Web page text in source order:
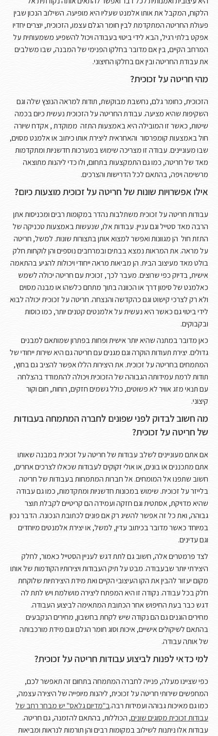
הלקוח, המקבל את אותו אלמנט שעליו היא מופיעה. השילוב הנכון שבין
פעולת החריטה המתקדמת לבין חומר הגלם עצמו, הזכוכית, יוצרים יחדיו
אפקט בלתי רגיל, הבא לידי ביטוי בעבודה ויכול להשפיע משמעותית על
המרחב הקיים, בין אם מדובר בחלקו הפנימי של המבנה, שבו משלבים
את עבודת החריטה ובין אם בחלקו החיצוני.
מהי חריטה על זכוכית?
הזכוכית, כחומר גלם, נחשבת מבוקשת, תודות למראה הנוצץ שלה וגם
השקיפות שהיא מציעה. עבודת החריטה על הזכוכית נעשית כיום בכמה
שיטות, כאשר זו המובילה היא באמצעות התזה ממוקדת , אקדח שיורה
חול באמצעות קומפרסור והאחראית ליצירת אותו כיתוב או אלמנט מסוים,
שבו מעוניינים. עבודה זו מצריכה שימוש במערכות חדשניות ומתקדמות
מאד של חריטה, כמו גם התמקצעות בתחום, ולו כדי ליהנות מתוצאה
מרשימה ויפה, בהתאם לכל הדרישות והצרכים.
אילו אפשרויות שונות של חריטה על זכוכית מוצעות כיום?
עבודות חריטה על זכוכית משתלבות נהדר במקומות רבים ומכניסות אתן
הרבה מאד סטייל וגם עניין. עבודות אלו, שנעשות באמצעות טכניקה של
התזת חול הן מגוונות ואפשר למצוא אותן בתצורות שונות. למשל, חריטה
על מראה. את המראות נמצא בבתים ובמרחבים נוספים והן לוקחות חלק
בולט מאד מעיצוב הבית. הן מביאות מראה ייחודי ויכולות להגיע בהתאמה
אישית, בדיוק כפי שרוצים. מעבר לכך, זכוכית עם חריטה יכולה לשמש
כאלמנט של סימון דרך או הכוונה בתוך מתחם כלשהו או מבנה מסוים
ולא רק לצרכי קישוט וגם כהקדשה והנצחה. חריטה על זכוכית יכולה לבוא
לידי ביטוי גם כאשר היא נעשית על אלמנטים קטנים יותר, כמו כוסות
ובקבוקים.
כאן מדובר במתנה שהיא יותר אישית ופחות בפתרון שמותאם למבנים
גדולים. יצירת תעודות הוקרה וגם מגנים עם חריטה גם היא שירות ייחודי של
המתמחים בחריטה על זכוכית. את היצירות הללו אפשר להציב גם בחוץ,
תודות לרמת עמידותה הגבוהה של הזכוכית ויכולה להתמודד בהצלחה
עם תנאי מזג אוויר לא פשוטים, כולל גשמים חזקים, רוחות, חום וקור
קיצוני.
מה חשוב לבדוק לפני שפונים לחברה המתמחה בעבודות
של חריטה על זכוכית?
אם אתם מעוניינים לשלב עבודות של חריטה על זכוכית במבנה שאותו
אתם מתכננים או בונים, או אולי זקוקים לעבודות שכאלו לצרכים אחרים,
חשוב שתפנו אל המומחים. אל חברות המתמחות בעבודות של חריטה
בלייזר על זכוכית. שימוש במכונות חדשניות ומתקדמות, כמו גם עבודה
שהיא מדויקת, אסתטית וגם חזקה ועמידה הם קריטיים לקבלת תוצר
גבוהה, ואת כל זה אפשר להשיג רק אם פונים לכתובת הנכונה. הדבר נכון
במיוחד כאשר מדובר בכיתוב עדין, למשל, או יצירת אלמנטים מיוחדים
וגם עדינים.
לצד פרמטרים אלה, חשוב גם לתת דגש לעניין הסטייל כאמור, לחלק
היצירתי יותר שבעבודה. מבט על תיק העבודות ויצירותיו הקודמות של אותו
מקום יעזור להבין את הקו העיצובי הקיים ואת מידת היצירתיות שלוקחת
חלק בכל עבודה. נקודה זו היא המפתח ליצירה מושלמת ויש לתת לה
דגש כבר בעת החיפוש אחר הכתובת המתאימה לביצוע העבודה.
מחירים הוגנים גם הם נקודה שיש לקחת בחשבון, מחירים הנקבעים
בהתאם לשיקולים אישיים, איכות וסוג חומר הגלם וגם מידת מורכבותה
של אותה עבודה.
למי כדאי לפנות לביצוע עבודות חריטה על זכוכית?
כפי שציינו מעלה, פנייה לחברה המתמחה בתחום זה תאפשר לכם,
המחפשים שירותי חריטה על זכוכית, ליהנות מיופייה של היצירה עצמה,
כמו גם מאיכות גבוהה ועמידות רבה.ב"מדיום גלאס" יש מבחר רחב של
עבודות זכוכית מסוגים שונים, הכוללות, בהתאם להזמנה, גם חריטה.
עבודות אלו ניתנות לשילוב במקומות רבים והן תורמות לנראות ומביאות